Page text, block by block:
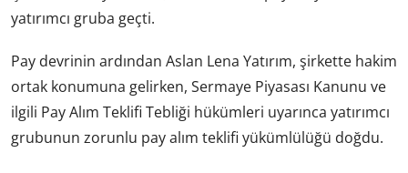
yatırımcı gruba geçti.
Pay devrinin ardından Aslan Lena Yatırım, şirkette hakim
ortak konumuna gelirken, Sermaye Piyasası Kanunu ve
ilgili Pay Alım Teklifi Tebliği hükümleri uyarınca yatırımcı
grubunun zorunlu pay alım teklifi yükümlülüğü doğdu.